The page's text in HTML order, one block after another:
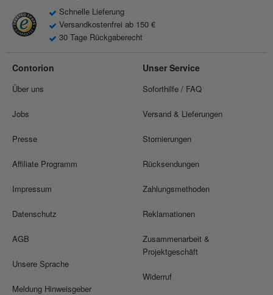
Schnelle Lieferung
Versandkostenfrei ab 150 €
30 Tage Rückgaberecht
Contorion
Über uns
Jobs
Presse
Affiliate Programm
Impressum
Datenschutz
AGB
Unsere Sprache
Meldung Hinweisgeber
Unser Service
Soforthilfe / FAQ
Versand & Lieferungen
Stornierungen
Rücksendungen
Zahlungsmethoden
Reklamationen
Zusammenarbeit &
Projektgeschäft
Widerruf